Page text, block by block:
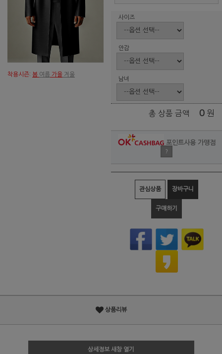
착용시즌: 봄 여름 가을 겨울
사이즈
안감
남녀
총 상품 금액 0 원
포인트사용 가맹점
?
관심상품 장바구니
구매하기
상품리뷰
상세정보 새창 열기